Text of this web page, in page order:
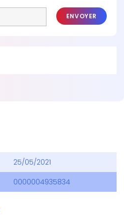
ENVOYER
25/05/2021
0000004935834